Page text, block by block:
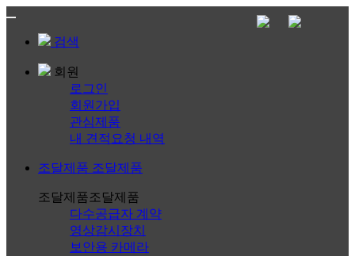
검색
회원
로그인
회원가입
관심제품
내 견적요청 내역
조달제품 조달제품
조달제품조달제품
다수공급자 계약
영상감시장치
보안용 카메라